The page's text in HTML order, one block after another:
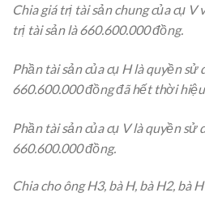
Chia giá trị tài sản chung của cụ V
trị tài sản là 660.600.000 đồng.
Phần tài sản của cụ H là quyền sử
660.600.000 đồng đã hết thời
Phần tài sản của cụ V là quyền sử
660.600.000 đồng.
Chia cho ông H3, bà H, bà H2, bà